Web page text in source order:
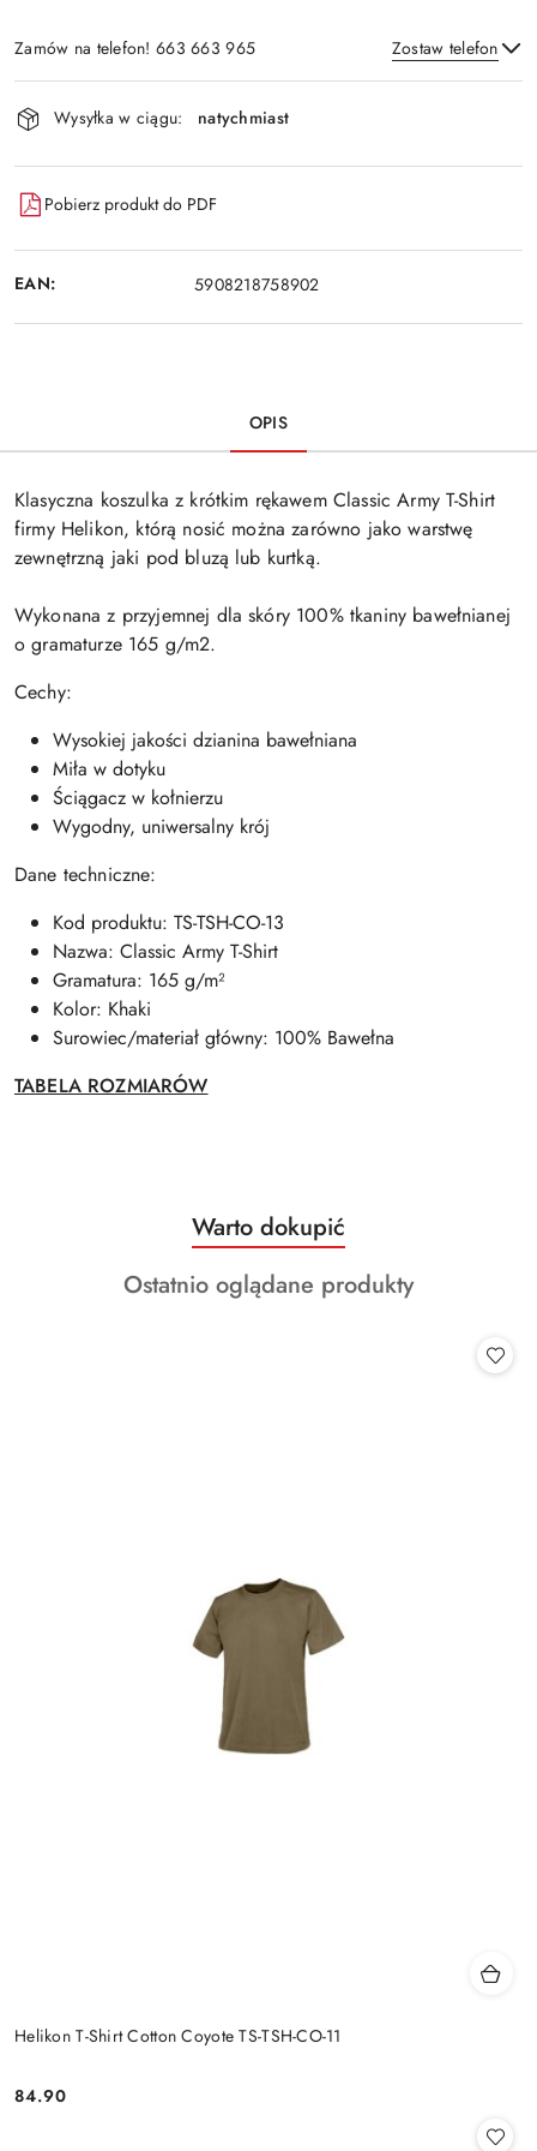
Zamów na telefon! 663 663 965 Zostaw telefon
Dostępność
i
dostawa
Wysyłka w ciągu: natychmiast
Pobierz produkt do PDF
EAN: 5908218758902
OPIS
Klasyczna koszulka z krótkim rękawem Classic Army T-Shirt
firmy Helikon, którą nosić można zarówno jako warstwę
zewnętrzną jaki pod bluzą lub kurtką.
Wykonana z przyjemnej dla skóry 100% tkaniny bawełnianej
o gramaturze 165 g/m2.
Cechy:
Wysokiej jakości dzianina bawełniana
Miła w dotyku
Ściągacz w kołnierzu
Wygodny, uniwersalny krój
Dane techniczne:
Kod produktu: TS-TSH-CO-13
Nazwa: Classic Army T-Shirt
Gramatura: 165 g/m²
Kolor: Khaki
Surowiec/materiał główny: 100% Bawełna
TABELA ROZMIARÓW
Pomiń karuzelę produktów
Produkty
o
statusie:
Warto dokupić
Produkty
Ostatnio oglądane produkty
Helikon T-Shirt Cotton Coyote TS-TSH-CO-11
Cena:
84.90